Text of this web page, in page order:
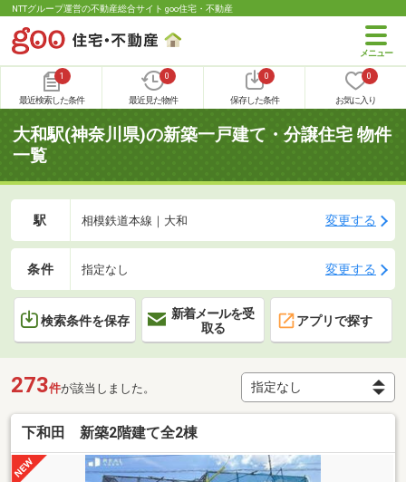
NTTグループ運営の不動産総合サイト goo住宅・不動産
1
最近検索した条件
0
最近見た物件
0
保存した条件
0
お気に入り
大和駅(神奈川県)の新築一戸建て・分譲住宅 物件
一覧
駅 相模鉄道本線｜大和 変更する
条件 指定なし 変更する
検索条件を保存
新着メールを受
取る
アプリで探す
273件が該当しました。
下和田 新築2階建て全2棟